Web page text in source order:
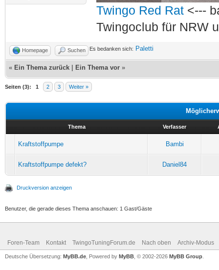
Twingo Red Rat<---
Twingoclub für NRW
Homepage Suchen Es bedanken sich: Paletti
« Ein Thema zurück Ein Thema vor »
Seiten (3): 1 2 3 Weiter »
Thema Verfasser
Kraftstoffpumpe Bambi
Kraftstoffpumpe defekt? Daniel84
Druckversion anzeigen
Benutzer, die gerade dieses Thema anschauen: 1 Gast/Gäste
Foren-Team Kontakt TwingoTuningForum.de Nach oben Archiv-Modus
Deutsche Übersetzung: MyBB.de , Powered by MyBB , © 2002-2026 MyBB Group